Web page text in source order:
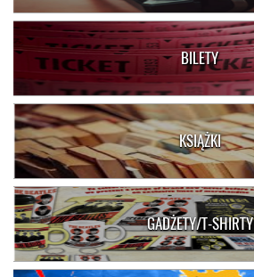
BILETY
KSIĄŻKI
GADŻETY/T-SHIRTY